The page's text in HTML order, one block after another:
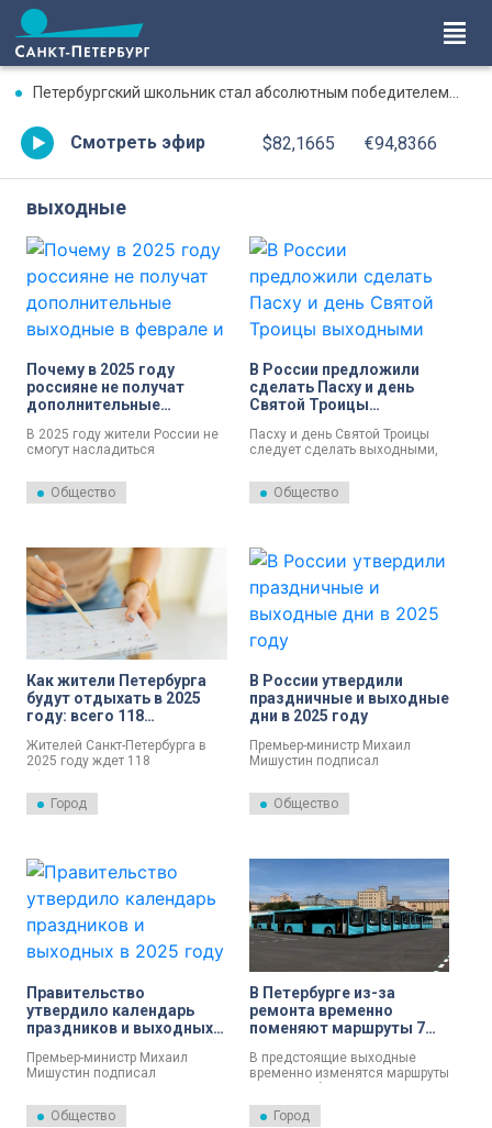
Петербургский школьник стал абсолютным победителем Международной олимпиады по ИИ
Смотреть эфир $82,1665 €94,8366
выходные
Почему в 2025 году
россияне не получат
дополнительные
марте
В 2025 году жители России не
смогут насладиться
в феврале и марте из-за
переноса праздников 23
Общество
В России предложили
сделать Пасху и день
Святой Троицы
Пасху и день Святой Троицы
следует сделать выходными,
законопроект. Такого мнения
придерживаются депутаты
Общество
Как жители Петербурга
будут отдыхать в 2025
году: всего 118
Жителей Санкт-Петербурга в
2025 году ждет 118
Город
В России утвердили
праздничные и выходные
дни в 2025 году
Премьер-министр Михаил
Мишустин подписал
и выходных днях в 2025 году.
Об этом сообщили в пресс-
Общество
Правительство
утвердило календарь
праздников и выходных в
Премьер-министр Михаил
Мишустин подписал
выходных в 2025 году. Об этом
4 октября сообщили в пресс-
Общество
В Петербурге из-за
ремонта временно
поменяют маршруты 7
В предстоящие выходные
временно изменятся маршруты
семи автобусов.
Город